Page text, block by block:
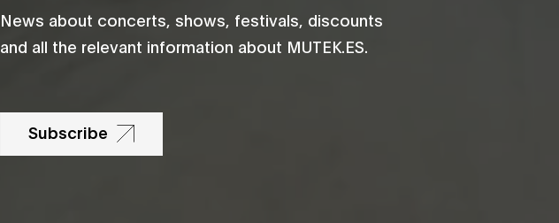
News about concerts, shows, festivals, discounts
and all the relevant information about MUTEK.ES.
Subscribe